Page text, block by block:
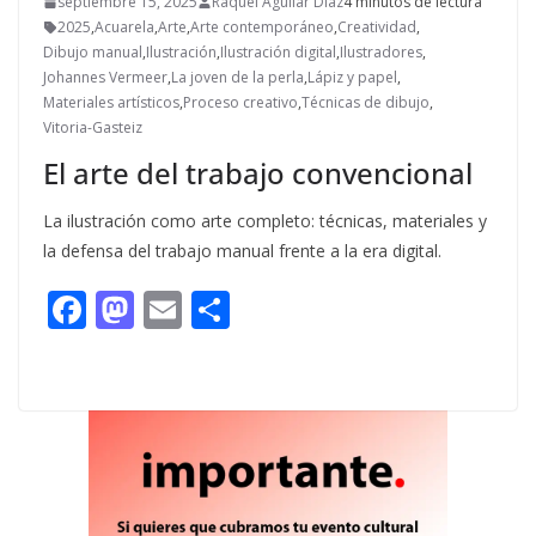
2025,Acuarela,Arte,Arte contemporáneo,Creatividad,
Dibujo manual,Ilustración,Ilustración digital,Ilustradores,
Johannes Vermeer,La joven de la perla,Lápiz y papel,
Materiales artísticos,Proceso creativo,Técnicas de dibujo,
Vitoria-Gasteiz
El arte del trabajo convencional
La ilustración como arte completo: técnicas, materiales y
la defensa del trabajo manual frente a la era digital.
F
b
M
d
o
n
E
l p
ar
ti